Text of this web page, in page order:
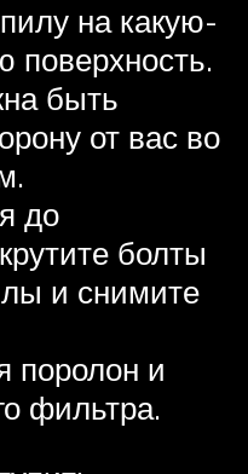
на какую-
поверхность.
быть
от вас во
до
болты
и снимите
поролон и
фильтра.